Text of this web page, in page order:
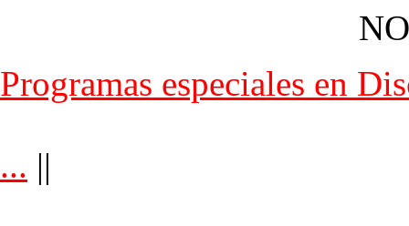
Programas especiales en
... ||